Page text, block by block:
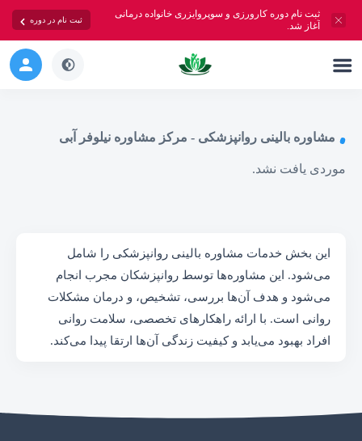
ثبت نام دوره کارورزی و سوپروایزری خانواده درمانی
آغاز شد.
ثبت نام در دوره
مشاوره بالینی روانپزشکی - مرکز مشاوره نیلوفر آبی
موردی یافت نشد.
این بخش خدمات مشاوره بالینی روانپزشکی را شامل
می‌شود. این مشاوره‌ها توسط روانپزشکان مجرب انجام
می‌شود و هدف آن‌ها بررسی، تشخیص، و درمان مشکلات
روانی است. با ارائه راهکارهای تخصصی، سلامت روانی
افراد بهبود می‌یابد و کیفیت زندگی آن‌ها ارتقا پیدا می‌کند.